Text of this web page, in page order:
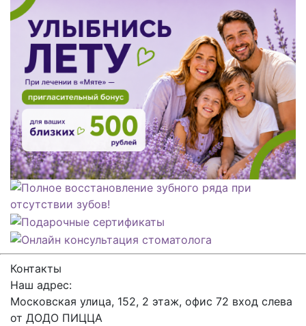
Контакты
Наш адрес:
Московская улица, 152, 2 этаж, офис 72 вход слева
от ДОДО ПИЦЦА